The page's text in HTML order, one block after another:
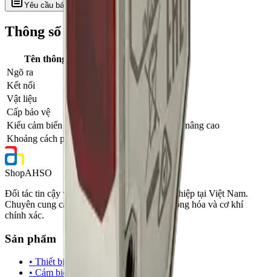
Yêu cầu báo giá
Thông số kỹ thuật
Tên thông số
Giá trị
Ngõ ra
Kết nối
M12 Pigtail 0.3m
Vật liệu
Thép không gỉ
Cấp bảo vệ
IP69K / IP67G
Kiểu cảm biến
Khuếch tán + triệt nền nâng cao
Khoảng cách phát hiện
ShopAHSO
Đối tác tin cậy về vật tư và giải pháp công nghiệp tại Việt Nam.
Chuyên cung cấp linh kiện điện, thiết bị tự động hóa và cơ khí
chính xác.
Sản phẩm
• Thiết bị đóng cắt
• Cảm biến & PLC